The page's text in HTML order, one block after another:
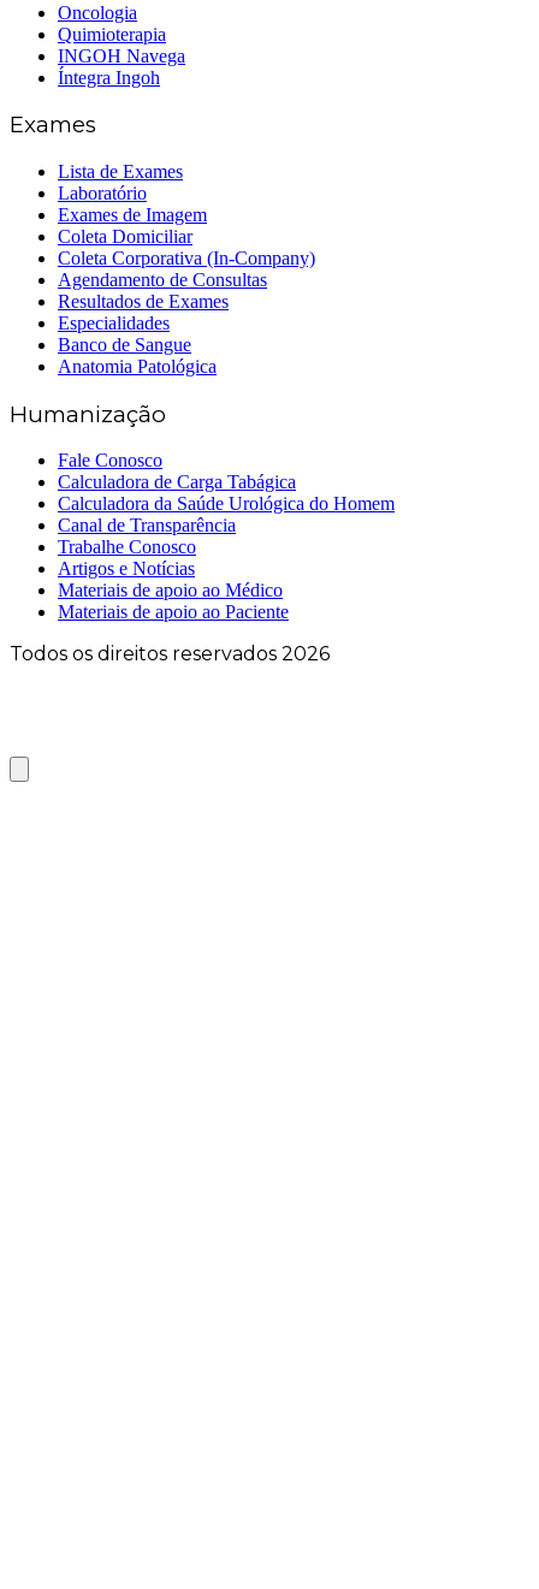
Oncologia
Quimioterapia
INGOH Navega
Íntegra Ingoh
Exames
Lista de Exames
Laboratório
Exames de Imagem
Coleta Domiciliar
Coleta Corporativa (In-Company)
Agendamento de Consultas
Resultados de Exames
Especialidades
Banco de Sangue
Anatomia Patológica
Humanização
Fale Conosco
Calculadora de Carga Tabágica
Calculadora da Saúde Urológica do Homem
Canal de Transparência
Trabalhe Conosco
Artigos e Notícias
Materiais de apoio ao Médico
Materiais de apoio ao Paciente
Todos os direitos reservados 2026